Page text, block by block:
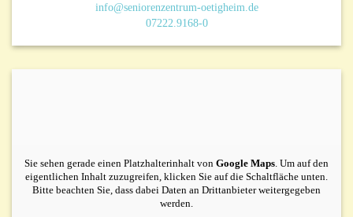
info@seniorenzentrum-oetigheim.de
07222.9168-0
Sie sehen gerade einen Platzhalterinhalt von Google Maps. Um auf den
eigentlichen Inhalt zuzugreifen, klicken Sie auf die Schaltfläche unten.
Bitte beachten Sie, dass dabei Daten an Drittanbieter weitergegeben
werden.